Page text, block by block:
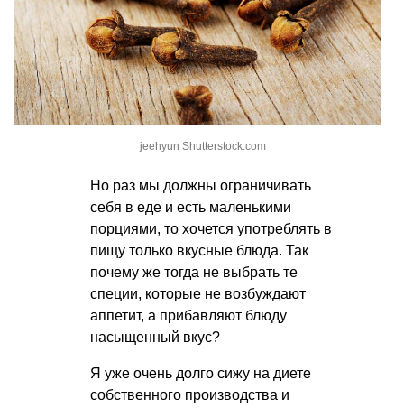
jeehyun Shutterstock.com
Но раз мы должны ограничивать
себя в еде и есть маленькими
порциями, то хочется употреблять в
пищу только вкусные блюда. Так
почему же тогда не выбрать те
специи, которые не возбуждают
аппетит, а прибавляют блюду
насыщенный вкус?
Я уже очень долго сижу на диете
собственного производства и